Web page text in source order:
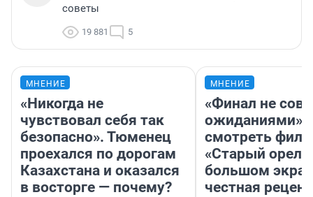
советы
19 881 5
МНЕНИЕ
«Никогда не
чувствовал себя так
безопасно». Тюменец
проехался по дорогам
Казахстана и оказался
в восторге — почему?
МНЕНИЕ
«Финал не
ожиданиями»:
смотреть
«Старый орел»
большом
честная